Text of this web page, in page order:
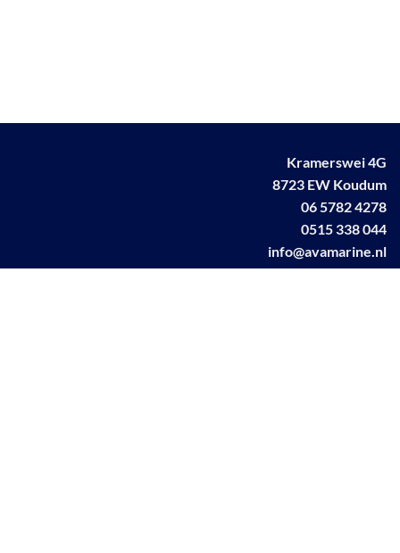
Kramerswei 4G
8723 EW Koudum
06 5782 4278
0515 338 044
info@avamarine.nl